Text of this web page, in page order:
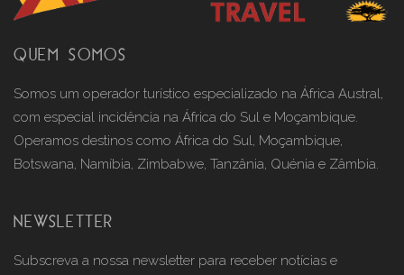
QUEM SOMOS
Somos um operador turístico especializado na África Austral,
com especial incidência na África do Sul e Moçambique.
Operamos destinos como África do Sul, Moçambique,
Botswana, Namíbia, Zimbabwe, Tanzânia, Quénia e Zâmbia.
NEWSLETTER
Subscreva a nossa newsletter para receber notícias e